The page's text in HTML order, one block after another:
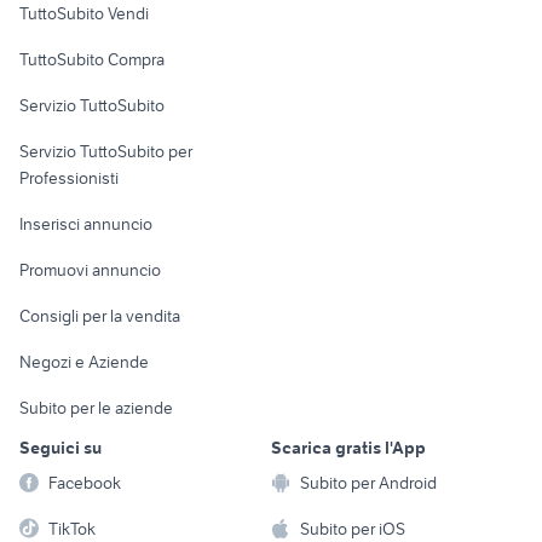
Informatica
Console e
Fotografia
Telefonia
Biciclette
TuttoSubito Vendi
TuttoSubito Compra
Servizio TuttoSubito
Servizio TuttoSubito per
Professionisti
Inserisci annuncio
Promuovi annuncio
Consigli per la vendita
Negozi e Aziende
Subito per le aziende
Seguici su
Facebook
TikTok
Scarica gratis l'App
Subito per Android
Subito per iOS